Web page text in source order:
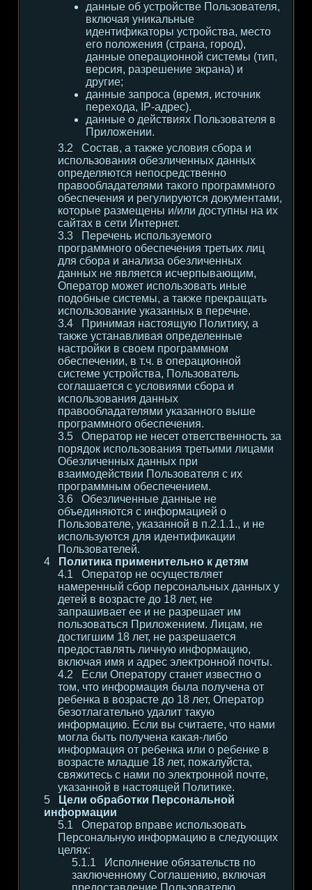
данные об устройстве Пользователя,
включая уникальные
идентификаторы устройства, место
его положения (страна, город),
данные операционной системы (тип,
версия, разрешение экрана) и
другие;
данные запроса (время, источник
перехода, IP-адрес).
данные о действиях Пользователя в
Приложении.
Состав, а также условия сбора и
использования обезличенных данных
определяются непосредственно
правообладателями такого программного
обеспечения и регулируются документами,
которые размещены и/или доступны на их
сайтах в сети Интернет.
Перечень используемого
программного обеспечения третьих лиц
для сбора и анализа обезличенных
данных не является исчерпывающим,
Оператор может использовать иные
подобные системы, а также прекращать
использование указанных в перечне.
Принимая настоящую Политику, а
также устанавливая определенные
настройки в своем программном
обеспечении, в т.ч. в операционной
системе устройства, Пользователь
соглашается с условиями сбора и
использования данных
правообладателями указанного выше
программного обеспечения.
Оператор не несет ответственность за
порядок использования третьими лицами
Обезличенных данных при
взаимодействии Пользователя с их
программным обеспечением.
Обезличенные данные не
объединяются с информацией о
Пользователе, указанной в п.2.1.1., и не
используются для идентификации
Пользователей.
Политика применительно к детям
Оператор не осуществляет
намеренный сбор персональных данных у
детей в возрасте до 18 лет, не
запрашивает ее и не разрешает им
пользоваться Приложением. Лицам, не
достигшим 18 лет, не разрешается
предоставлять личную информацию,
включая имя и адрес электронной почты.
Если Оператору станет известно о
том, что информация была получена от
ребенка в возрасте до 18 лет, Оператор
безотлагательно удалит такую
информацию. Если вы считаете, что нами
могла быть получена какая-либо
информация от ребенка или о ребенке в
возрасте младше 18 лет, пожалуйста,
свяжитесь с нами по электронной почте,
указанной в настоящей Политике.
Цели обработки Персональной
информации
Оператор вправе использовать
Персональную информацию в следующих
целях:
Исполнение обязательств по
заключенному Соглашению, включая
предоставление Пользователю